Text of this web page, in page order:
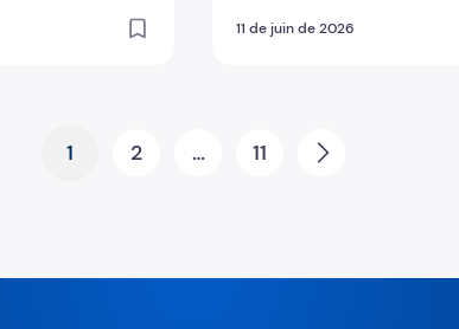
11 de juin de 2026
1 2 … 11 Next